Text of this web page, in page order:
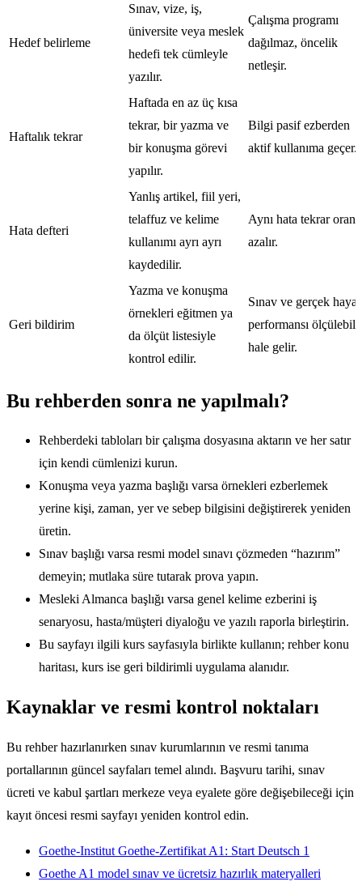
Hedef belirleme
Sınav, vize, iş,
üniversite veya meslek
hedefi tek cümleyle
yazılır.
Çalışma programı
dağılmaz, öncelik
netleşir.
Haftalık tekrar
Haftada en az üç kısa
tekrar, bir yazma ve
bir konuşma görevi
yapılır.
Bilgi pasif ezberden
aktif kullanıma geçer.
Hata defteri
Yanlış artikel, fiil yeri,
telaffuz ve kelime
kullanımı ayrı ayrı
kaydedilir.
Aynı hata tekrar oranı
azalır.
Geri bildirim
Yazma ve konuşma
örnekleri eğitmen ya
da ölçüt listesiyle
kontrol edilir.
Sınav ve gerçek hayat
performansı ölçülebilir
hale gelir.
Bu rehberden sonra ne yapılmalı?
Rehberdeki tabloları bir çalışma dosyasına aktarın ve her satır
için kendi cümlenizi kurun.
Konuşma veya yazma başlığı varsa örnekleri ezberlemek
yerine kişi, zaman, yer ve sebep bilgisini değiştirerek yeniden
üretin.
Sınav başlığı varsa resmi model sınavı çözmeden “hazırım”
demeyin; mutlaka süre tutarak prova yapın.
Mesleki Almanca başlığı varsa genel kelime ezberini iş
senaryosu, hasta/müşteri diyaloğu ve yazılı raporla birleştirin.
Bu sayfayı ilgili kurs sayfasıyla birlikte kullanın; rehber konu
haritası, kurs ise geri bildirimli uygulama alanıdır.
Kaynaklar ve resmi kontrol noktaları
Bu rehber hazırlanırken sınav kurumlarının ve resmi tanıma
portallarının güncel sayfaları temel alındı. Başvuru tarihi, sınav
ücreti ve kabul şartları merkeze veya eyalete göre değişebileceği için
kayıt öncesi resmi sayfayı yeniden kontrol edin.
Goethe-Institut Goethe-Zertifikat A1: Start Deutsch 1
Goethe A1 model sınav ve ücretsiz hazırlık materyalleri